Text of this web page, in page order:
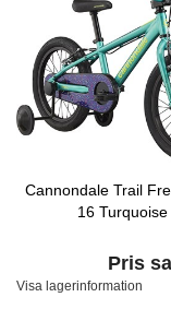
Cannondale Trail
16 Turquoise
Pris
Visa lagerinformation